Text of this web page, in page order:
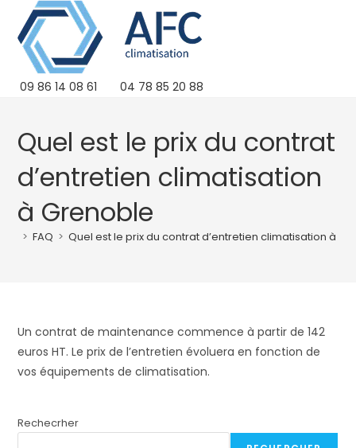
content
09 86 14 08 61 04 78 85 20 88
Quel est le prix du contrat
d’entretien climatisation
à Grenoble
> FAQ > Quel est le prix du contrat d’entretien climatisation à
Un contrat de maintenance commence à partir de 142
euros HT. Le prix de l’entretien évoluera en fonction de
vos équipements de climatisation.
Rechecrher